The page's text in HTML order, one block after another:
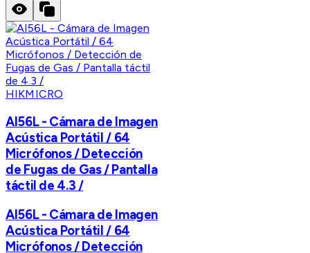
HIKMICRO
AI56L - Cámara de Imagen
Acústica Portátil / 64
Micrófonos / Detección
de Fugas de Gas / Pantalla
táctil de 4.3 /
AI56L - Cámara de Imagen
Acústica Portátil / 64
Micrófonos / Detección